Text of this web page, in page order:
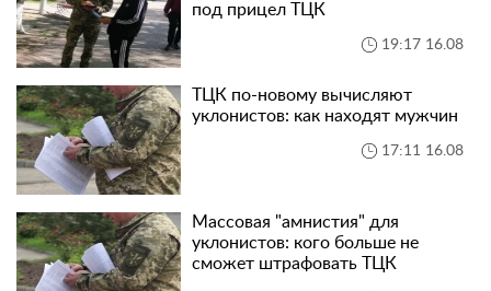
под прицел ТЦК
19:17 16.08
ТЦК по-новому вычисляют
уклонистов: как находят мужчин
17:11 16.08
Массовая "амнистия" для
уклонистов: кого больше не
сможет штрафовать ТЦК